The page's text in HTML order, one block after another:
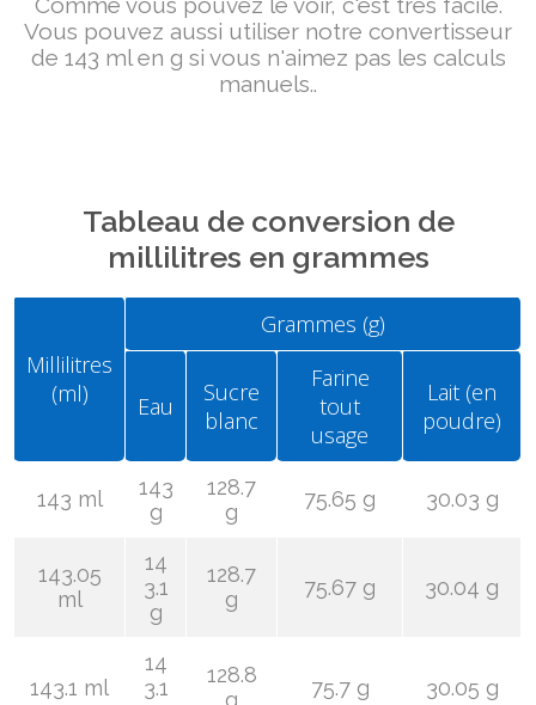
Vous pouvez aussi utiliser notre convertisseur
de 143 ml en g si vous n'aimez pas les calculs
manuels..
Tableau de conversion de
millilitres en grammes
Millilitres
(ml)
Grammes (g)
Eau
Sucre
blanc
Farine
tout
usage
Lait (en
poudre)
143 ml
143
g
128.7
g
75.65 g 30.03 g
143.05
ml
14
3.1
g
128.7
g
75.67 g 30.04 g
143.1 ml
14
3.1
128.8
g
75.7 g 30.05 g